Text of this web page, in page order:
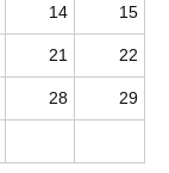
14 15
21 22
28 29